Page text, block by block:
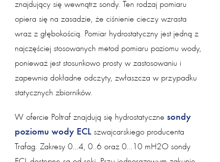
znajdujący się wewnątrz sondy. Ten rodzaj pomiaru
opiera się na zasadzie, że ciśnienie cieczy wzrasta
wraz z głębokością. Pomiar hydrostatyczny jest jedną z
najczęściej stosowanych metod pomiaru poziomu wody,
ponieważ jest stosunkowo prosty w zastosowaniu i
zapewnia dokładne odczyty, zwłaszcza w przypadku
statycznych zbiorników.
W ofercie Poltraf znajdują się hydrostatyczne sondy
poziomu wody ECL szwajcarskiego producenta
Trafag. Zakresy 0…4, 0..6 oraz 0…10 mH2O sondy